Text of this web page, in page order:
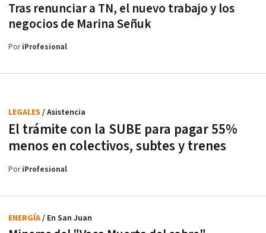
Tras renunciar a TN, el nuevo trabajo y los
negocios de Marina Señuk
PoriProfesional
El trámite con la SUBE para pagar 55%
menos en colectivos, subtes y trenes
LEGALES / Asistencia
PoriProfesional
ENERGÍA/ En San Juan